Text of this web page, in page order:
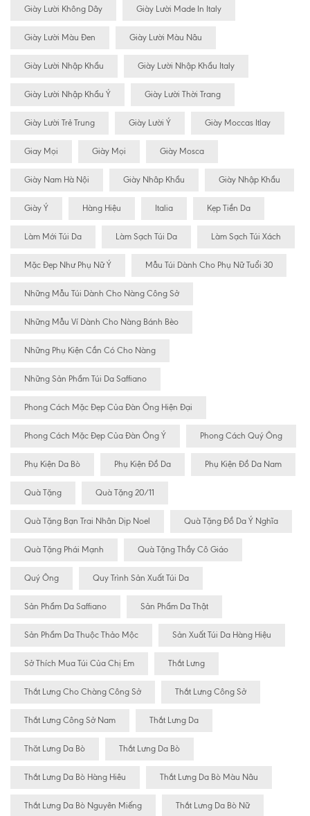
Giày Lười Không Dây Giày Lười Made In Italy
Giày Lười Màu Đen Giày Lười Màu Nâu
Giày Lười Nhập Khẩu Giày Lười Nhập Khẩu Italy
Giày Lười Nhập Khẩu Ý Giày Lười Thời Trang
Giày Lười Trẻ Trung Giày Lười Ý Giày Moccas Itlay
Giay Mọi Giày Mọi Giày Mosca
Giày Nam Hà Nội Giày Nhâp Khẩu Giày Nhập Khẩu
Giày Ý Hàng Hiệu Italia Kẹp Tiền Da
Làm Mới Túi Da Làm Sạch Túi Da Làm Sạch Túi Xách
Mặc Đẹp Như Phụ Nữ Ý Mẫu Túi Dành Cho Phụ Nữ Tuổi 30
Những Mẫu Túi Dành Cho Nàng Công Sở
Những Mẫu Ví Dành Cho Nàng Bánh Bèo
Những Phụ Kiện Cần Có Cho Nàng
Những Sản Phẩm Túi Da Saffiano
Phong Cách Mặc Đẹp Của Đàn Ông Hiện Đại
Phong Cách Mặc Đẹp Của Đàn Ông Ý Phong Cách Quý Ông
Phụ Kiện Da Bò Phụ Kiện Đồ Da Phụ Kiện Đồ Da Nam
Quà Tặng Quà Tặng 20/11
Quà Tặng Bạn Trai Nhân Dịp Noel Quà Tặng Đồ Da Ý Nghĩa
Quà Tặng Phái Mạnh Quà Tặng Thầy Cô Giáo
Quý Ông Quy Trình Sản Xuất Túi Da
Sản Phẩm Da Saffiano Sản Phẩm Da Thật
Sản Phẩm Da Thuộc Thảo Mộc Sản Xuất Túi Da Hàng Hiệu
Sở Thích Mua Túi Của Chị Em Thắt Lưng
Thắt Lưng Cho Chàng Công Sở Thắt Lưng Công Sở
Thắt Lưng Công Sở Nam Thắt Lưng Da
Thăt Lưng Da Bò Thắt Lưng Da Bò
Thắt Lưng Da Bò Hàng Hiêu Thắt Lưng Da Bò Màu Nâu
Thắt Lưng Da Bò Nguyên Miếng Thắt Lưng Da Bò Nữ